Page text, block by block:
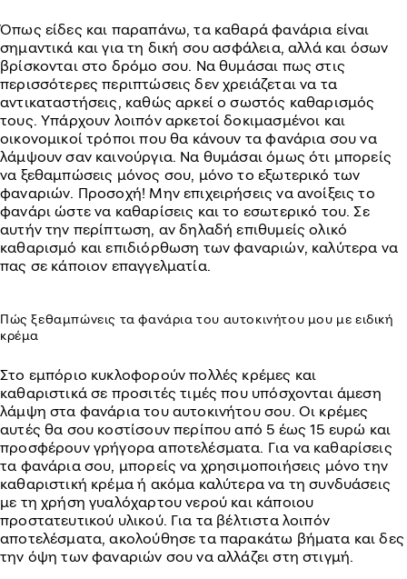
Όπως είδες και παραπάνω, τα καθαρά φανάρια είναι
σημαντικά και για τη δική σου ασφάλεια, αλλά και όσων
βρίσκονται στο δρόμο σου. Να θυμάσαι πως στις
περισσότερες περιπτώσεις δεν χρειάζεται να τα
αντικαταστήσεις, καθώς αρκεί ο σωστός καθαρισμός
τους. Υπάρχουν λοιπόν αρκετοί δοκιμασμένοι και
οικονομικοί τρόποι που θα κάνουν τα φανάρια σου να
λάμψουν σαν καινούργια. Να θυμάσαι όμως ότι μπορείς
να ξεθαμπώσεις μόνος σου, μόνο το εξωτερικό των
φαναριών. Προσοχή! Μην επιχειρήσεις να ανοίξεις το
φανάρι ώστε να καθαρίσεις και το εσωτερικό του. Σε
αυτήν την περίπτωση, αν δηλαδή επιθυμείς ολικό
καθαρισμό και επιδιόρθωση των φαναριών, καλύτερα να
πας σε κάποιον επαγγελματία.
Πώς ξεθαμπώνεις τα φανάρια του αυτοκινήτου μου με ειδική
κρέμα
Στο εμπόριο κυκλοφορούν πολλές κρέμες και
καθαριστικά σε προσιτές τιμές που υπόσχονται άμεση
λάμψη στα φανάρια του αυτοκινήτου σου. Οι κρέμες
αυτές θα σου κοστίσουν περίπου από 5 έως 15 ευρώ και
προσφέρουν γρήγορα αποτελέσματα. Για να καθαρίσεις
τα φανάρια σου, μπορείς να χρησιμοποιήσεις μόνο την
καθαριστική κρέμα ή ακόμα καλύτερα να τη συνδυάσεις
με τη χρήση γυαλόχαρτου νερού και κάποιου
προστατευτικού υλικού. Για τα βέλτιστα λοιπόν
αποτελέσματα, ακολούθησε τα παρακάτω βήματα και δες
την όψη των φαναριών σου να αλλάζει στη στιγμή.